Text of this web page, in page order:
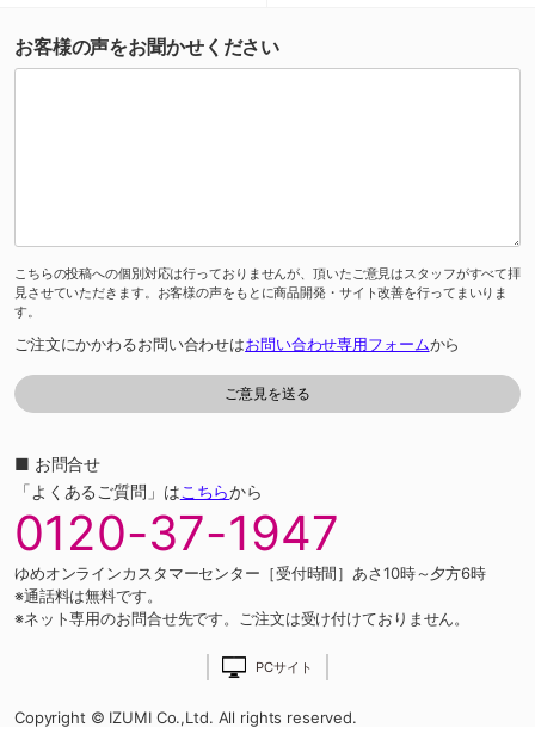
お客様の声をお聞かせください
こちらの投稿への個別対応は行っておりませんが、頂いたご意見はスタッフがすべて拝
見させていただきます。お客様の声をもとに商品開発・サイト改善を行ってまいりま
す。
ご注文にかかわるお問い合わせはお問い合わせ専用フォームから
■ お問合せ
「よくあるご質問」はこちらから
0120-37-1947
ゆめオンラインカスタマーセンター［受付時間］あさ10時～夕方6時
※通話料は無料です。
※ネット専用のお問合せ先です。ご注文は受け付けておりません。
PCサイト
Copyright © IZUMI Co.,Ltd. All rights reserved.